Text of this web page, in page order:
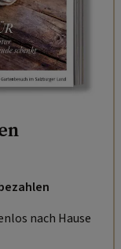
nach Hause